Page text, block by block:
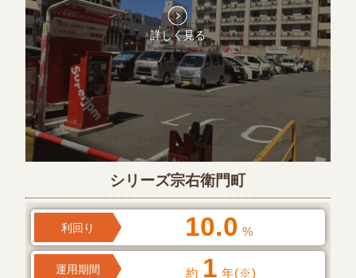
詳しく見る
シリーズ宗右衛門町
利回り 10.0 %
運用期間 約 1 年(※)